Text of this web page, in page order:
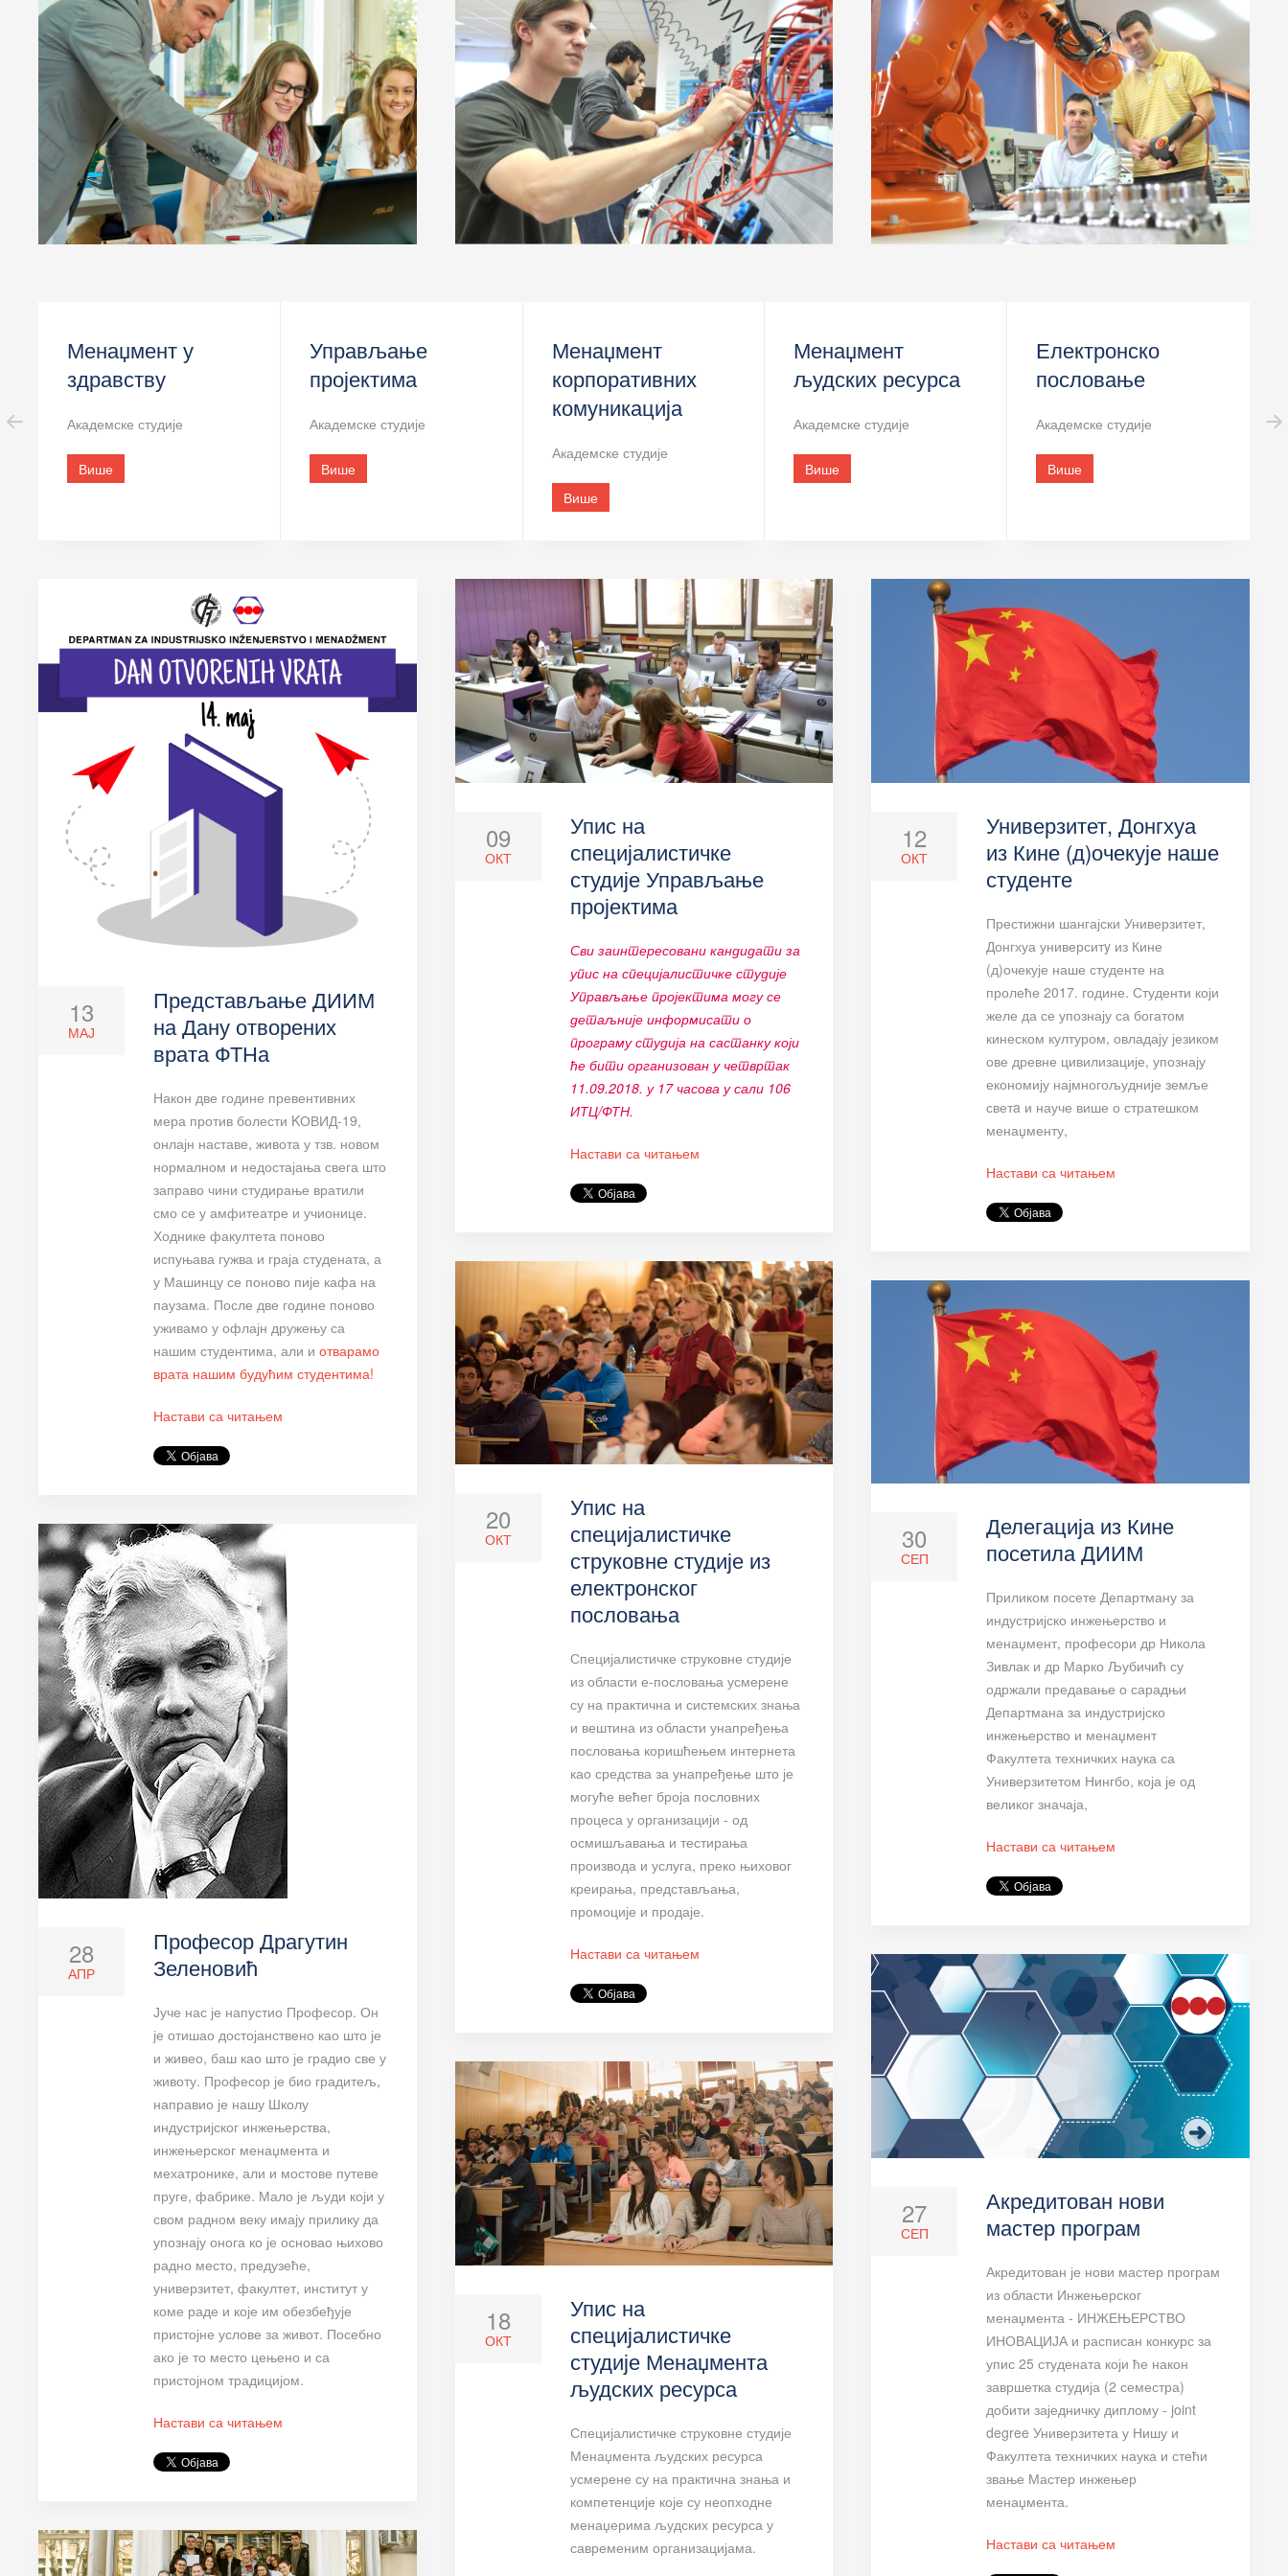
> Инжењерски менаџмет
> Мехатроника
> Инжењерство информационих система
> Струковне студије
> Међународни пројекти
> Научни скупови
> IJIEM Journal
> IS17
> Сарадња са привредом
> Центри
Менаџмент у
здравству
Академске студије
Више
Управљање
пројектима
Академске студије
Више
Менаџмент
корпоративних
комуникација
Академске студије
Више
Менаџмент
људских ресурса
Академске студије
Више
Електронско
пословање
Академске студије
Више
13
МАЈ
Представљање ДИИМ
на Дану отворених
врата ФТНа
Након две године превентивних
мера против болести KОВИД-19,
онлајн наставе, живота у тзв. новом
нормалном и недостајања свега што
заправо чини студирање вратили
смо се у амфитеатре и учионице.
Ходнике факултета поново
испуњава гужва и граја студената, а
у Машинцу се поново пије кафа на
паузама. После две године поново
уживамо у офлајн дружењу са
нашим студентима, али и отварамо
врата нашим будућим студентима!
Настави са читањем
28
АПР
Професор Драгутин
Зеленовић
Јуче нас је напустио Професор. Он
је отишао достојанствено као што је
и живео, баш као што је градио све у
животу. Професор је био градитељ,
направио је нашу Школу
индустријског инжењерства,
инжењерског менаџмента и
мехатронике, али и мостове путеве
пруге, фабрике. Мало је људи који у
свом радном веку имају прилику да
упознају онога ко је основао њихово
радно место, предузеће,
универзитет, факултет, институт у
коме раде и које им обезбеђује
пристојне услове за живот. Посебно
ако је то место цењено и са
пристојном традицијом.
Настави са читањем
09
ОКТ
Упис на
специјалистичке
студије Управљање
пројектима
Сви заинтересовани кандидати за
упис на специјалистичке студије
Управљање пројектима могу се
детаљније информисати о
програму студија на састанку који
ће бити организован у четвртак
11.09.2018. у 17 часова у сали 106
ИТЦ/ФТН.
Настави са читањем
20
ОКТ
Упис на
специјалистичке
струковне студије из
електронског
пословања
Специјалистичке струковне студије
из области е-пословања усмерене
су на практична и системских знања
и вештина из области унапређења
пословања коришћењем интернета
као средства за унапређење што је
могуће већег броја пословних
процеса у организацији - од
осмишљавања и тестирања
производа и услуга, преко њиховог
креирања, представљања,
промоције и продаје.
Настави са читањем
18
ОКТ
Упис на
специјалистичке
студије Менаџмента
људских ресурса
Специјалистичке струковне студије
Менаџмента људских ресурса
усмерене су на практична знања и
компетенције које су неопходне
менаџерима људских ресурса у
савременим организацијама.
12
ОКТ
Универзитет, Донгхуа
из Кине (д)очекује наше
студенте
Престижни шангајски Универзитет,
Донгхуа университy из Кине
(д)очекује наше студенте на
пролеће 2017. године. Студенти који
желе да се упознају са богатом
кинеском културом, овладају језиком
ове древне цивилизације, упознају
економију најмногољудније земље
светa и науче више о стратешком
менаџменту,
Настави са читањем
30
СЕП
Делегација из Кине
посетила ДИИМ
Приликом посете Департману за
индустријско инжењерство и
менаџмент, професори др Никола
Зивлак и др Марко Љубичић су
одржали предавање о сарадњи
Департмана за индустријско
инжењерство и менаџмент
Факултета техничких наука са
Универзитетом Нингбо, која је од
великог значаја,
Настави са читањем
27
СЕП
Акредитован нови
мастер програм
Акредитован је нови мастер програм
из области Инжењерског
менаџмента - ИНЖЕЊЕРСТВО
ИНОВАЦИЈА и расписан конкурс за
упис 25 студената који ће након
завршетка студија (2 семестра)
добити заједничку диплому - joint
degree Универзитета у Нишу и
Факултета техничких наука и стећи
звање Мастер инжењер
менаџмента.
Настави са читањем